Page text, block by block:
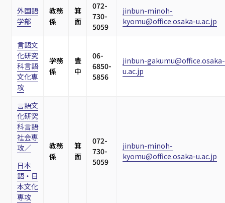
外国語
学部
教務
係
箕
面
072-
730-
5059
jinbun-minoh-
kyomu@office.osaka-u.ac.jp
言語文
化研究
科言語
文化専
攻
学務
係
豊
中
06-
6850-
5856
jinbun-gakumu@office.osaka-
u.ac.jp
言語文
化研究
科言語
社会専
攻／
日本
語・日
本文化
専攻
教務
係
箕
面
072-
730-
5059
jinbun-minoh-
kyomu@office.osaka-u.ac.jp